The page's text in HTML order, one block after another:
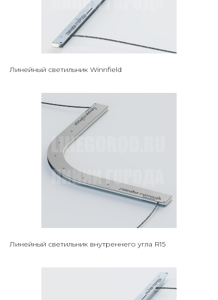
Линейный светильник Winnfield
Линейный светильник внутреннего угла R15